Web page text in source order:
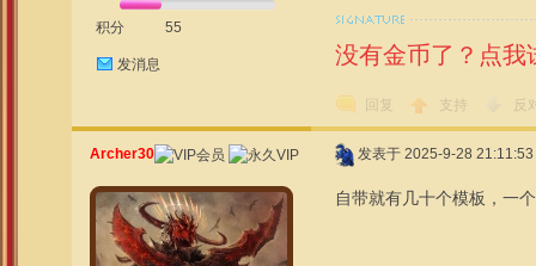
积分 55
发消息 没有金币了？点我
回复 支持 反
Archer30 发表于 2025-9-28 21:11:53
自带就有几十个模板，一